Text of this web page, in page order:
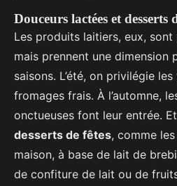
Douceurs lactées et desserts
Les produits laitiers, eux, sont
mais prennent une dimension
saisons. L’été, on privilégie
fromages frais. À l’automne,
onctueuses font leur entrée.
desserts de fêtes, comme
maison, à base de lait de
de confiture de lait ou de